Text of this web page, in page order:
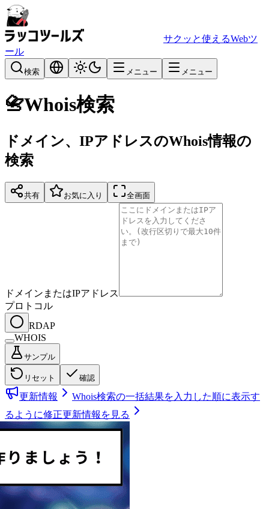
サクッと使えるWebツ
ール
検索 メニュー メニュー
📇Whois検索
ドメイン、IPアドレスのWhois情報の
検索
共有 お気に入り 全画面
ドメインまたはIPアドレス
プロトコル
RDAP
WHOIS
サンプル
リセット 確認
更新情報
Whois検索の一括結果を入力した順に表示す
るように修正更新情報を見る